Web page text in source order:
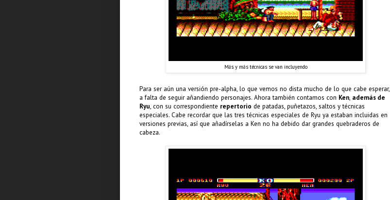
Más y más técnicas se van incluyendo
Para ser aún una versión pre-alpha, lo que vemos no dista mucho de lo que cabe esperar,
a falta de seguir añandiendo personajes. Ahora también contamos con Ken, además de
Ryu, con su correspondiente repertorio de patadas, puñetazos, saltos y técnicas
especiales. Cabe recordar que las tres técnicas especiales de Ryu ya estaban incluidas en
versiones previas, así que añadírselas a Ken no ha debido dar grandes quebraderos de
cabeza.